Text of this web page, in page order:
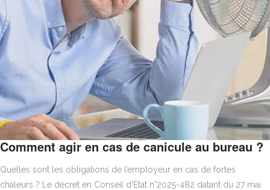
Comment agir en cas de canicule au bureau ?
Quelles sont les obligations de l’employeur en cas de fortes
chaleurs ? Le décret en Conseil d’Etat n°2025-482 datant du 27 mai